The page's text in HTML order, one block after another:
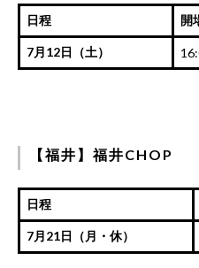
日程 開
7月12日（土）
【福井】福井CHOP
日程
7月21日（月・休）